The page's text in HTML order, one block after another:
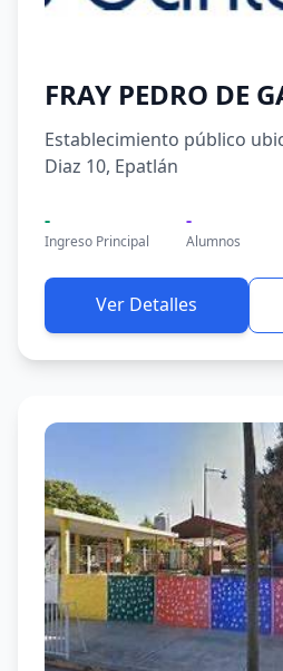
FRAY PEDRO DE
Establecimiento público
Diaz 10, Epatlán
-
Ingreso Principal
-
Alumnos
Ver Detalles